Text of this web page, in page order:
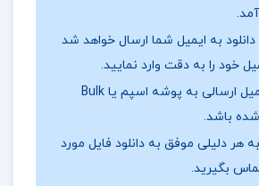
تا دنیای او را به بردگی
و دشمنان بی‌رحم، آماده‌اند تا هر
هم شکنند و جهان را به نابودی
قدرت مقاومت در برابر آن‌ها را در
به ایمیل شما ارسال خواهد شد
خود را به دقت وارد نمایید.
ممکن است ایمیل ارسالی به پوشه اسپم یا Bulk
باشد.
هر دلیلی موفق به دانلود فایل مورد
بگیرید.